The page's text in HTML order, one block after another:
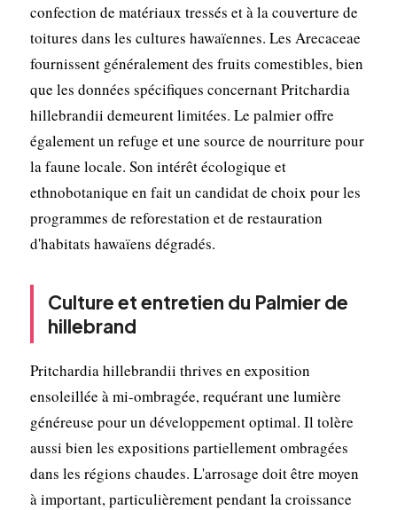
confection de matériaux tressés et à la couverture de
toitures dans les cultures hawaïennes. Les Arecaceae
fournissent généralement des fruits comestibles, bien
que les données spécifiques concernant Pritchardia
hillebrandii demeurent limitées. Le palmier offre
également un refuge et une source de nourriture pour
la faune locale. Son intérêt écologique et
ethnobotanique en fait un candidat de choix pour les
programmes de reforestation et de restauration
d'habitats hawaïens dégradés.
Culture et entretien du Palmier de
hillebrand
Pritchardia hillebrandii thrives en exposition
ensoleillée à mi-ombragée, requérant une lumière
généreuse pour un développement optimal. Il tolère
aussi bien les expositions partiellement ombragées
dans les régions chaudes. L'arrosage doit être moyen
à important, particulièrement pendant la croissance